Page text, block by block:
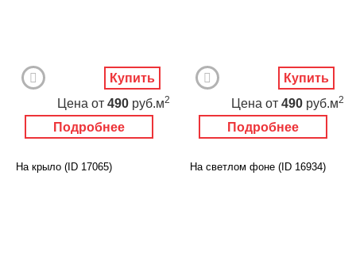
Подробнее
Цена от 490 руб.м2
Купить
Подробнее
Цена от 490 руб.м2
Купить
На крыло (ID 17065) На светлом фоне (ID 16934)